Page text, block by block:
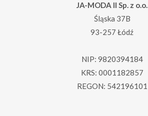
JA-MODA II Sp. z o.o.
Śląska 37B
93-257 Łódź
NIP: 9820394184
KRS: 0001182857
REGON: 542196101